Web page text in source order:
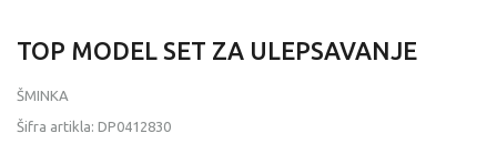
TOP MODEL SET ZA ULEPSAVANJE
ŠMINKA
Šifra artikla: DP0412830